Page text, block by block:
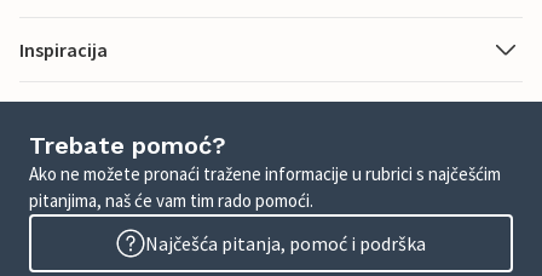
Inspiracija
Trebate pomoć?
Ako ne možete pronaći tražene informacije u rubrici s najčešćim
pitanjima, naš će vam tim rado pomoći.
Najčešća pitanja, pomoć i podrška